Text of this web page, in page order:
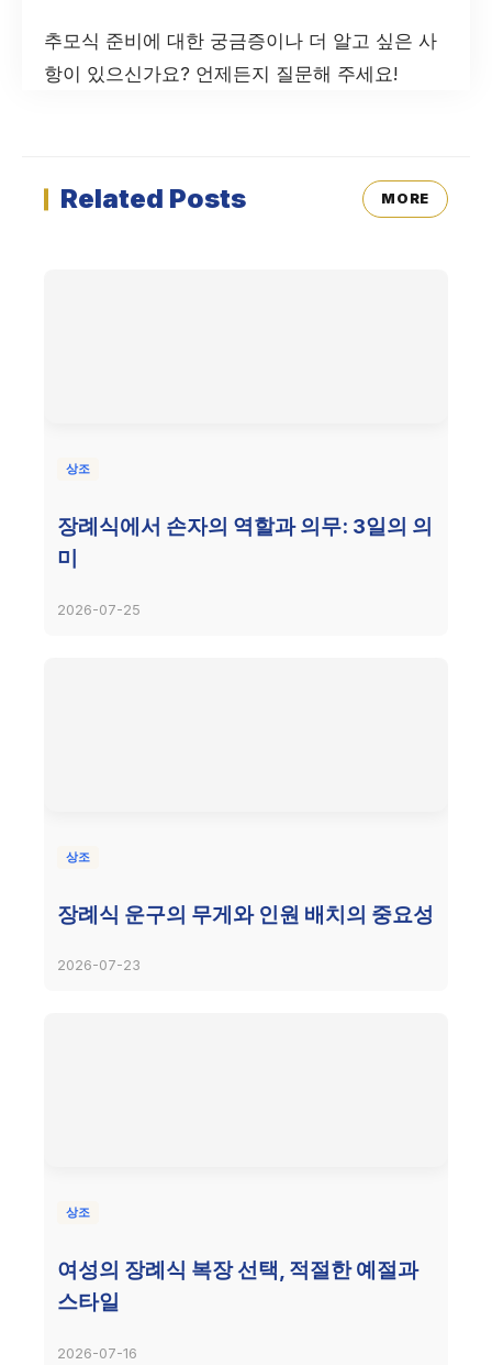
추모식 준비에 대한 궁금증이나 더 알고 싶은 사
항이 있으신가요? 언제든지 질문해 주세요!
Related Posts MORE
상조
장례식에서 손자의 역할과 의무: 3일의 의
미
2026-07-25
상조
장례식 운구의 무게와 인원 배치의 중요성
2026-07-23
상조
여성의 장례식 복장 선택, 적절한 예절과
스타일
2026-07-16